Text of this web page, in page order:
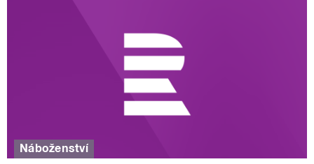
Náboženství